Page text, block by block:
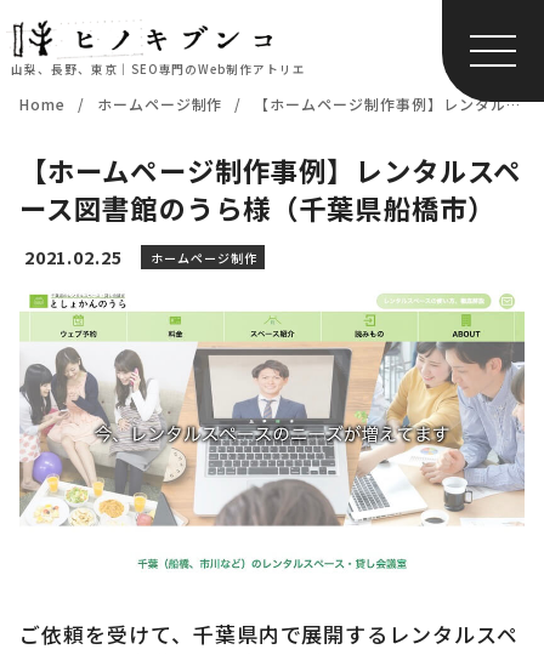
山梨、長野、東京｜SEO専門のWeb制作アトリエ
Home ホームページ制作 【ホームページ制作事例】レンタルスペース図書館のうら様（千葉県船橋市）
【ホームページ制作事例】レンタルスペ
ース図書館のうら様（千葉県船橋市）
2021.02.25 ホームページ制作
ご依頼を受けて、千葉県内で展開するレンタルスペ